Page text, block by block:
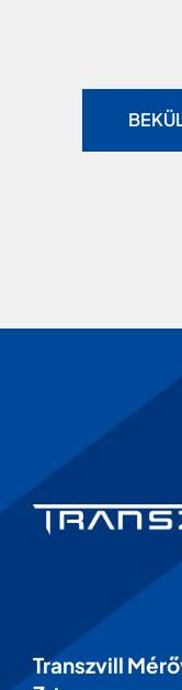
Transzvill